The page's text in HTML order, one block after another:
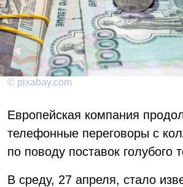
© pixabay.com
Европейская компания
телефонные переговоры с
по поводу поставок голубого
В среду, 27 апреля, стало